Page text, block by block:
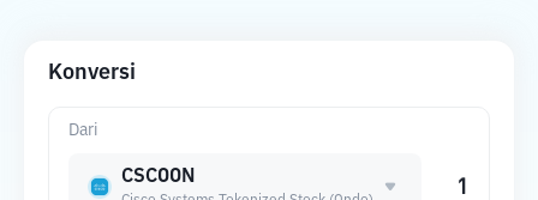
Konversi
Dari
CSCOON